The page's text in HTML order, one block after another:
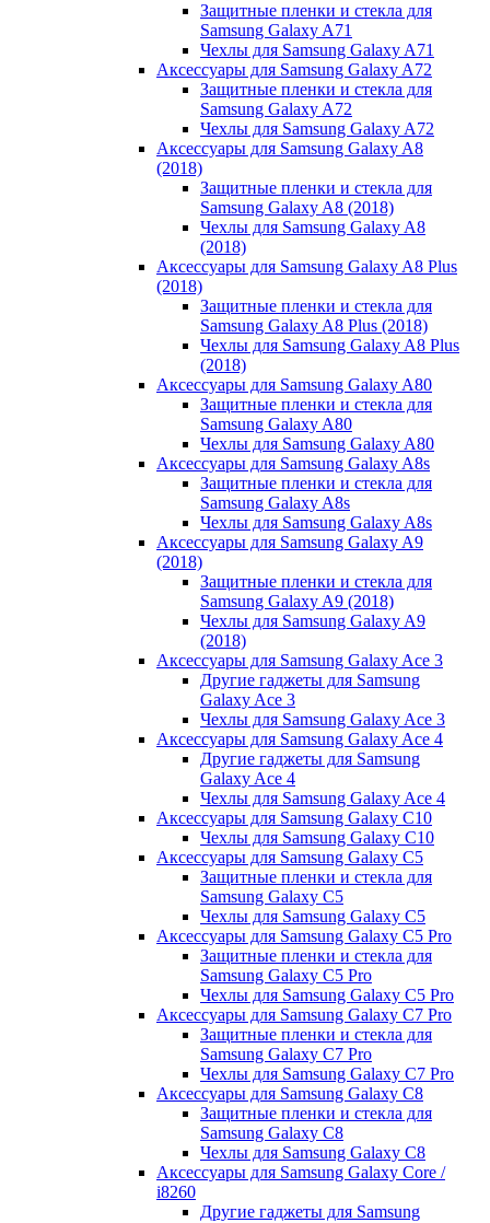
Защитные пленки и стекла для
Samsung Galaxy A71
Чехлы для Samsung Galaxy A71
Аксессуары для Samsung Galaxy A72
Защитные пленки и стекла для
Samsung Galaxy A72
Чехлы для Samsung Galaxy A72
Аксессуары для Samsung Galaxy A8
(2018)
Защитные пленки и стекла для
Samsung Galaxy A8 (2018)
Чехлы для Samsung Galaxy A8
(2018)
Аксессуары для Samsung Galaxy A8 Plus
(2018)
Защитные пленки и стекла для
Samsung Galaxy A8 Plus (2018)
Чехлы для Samsung Galaxy A8 Plus
(2018)
Аксессуары для Samsung Galaxy A80
Защитные пленки и стекла для
Samsung Galaxy A80
Чехлы для Samsung Galaxy A80
Аксессуары для Samsung Galaxy A8s
Защитные пленки и стекла для
Samsung Galaxy A8s
Чехлы для Samsung Galaxy A8s
Аксессуары для Samsung Galaxy A9
(2018)
Защитные пленки и стекла для
Samsung Galaxy A9 (2018)
Чехлы для Samsung Galaxy A9
(2018)
Аксессуары для Samsung Galaxy Ace 3
Другие гаджеты для Samsung
Galaxy Ace 3
Чехлы для Samsung Galaxy Ace 3
Аксессуары для Samsung Galaxy Ace 4
Другие гаджеты для Samsung
Galaxy Ace 4
Чехлы для Samsung Galaxy Ace 4
Аксессуары для Samsung Galaxy C10
Чехлы для Samsung Galaxy C10
Аксессуары для Samsung Galaxy C5
Защитные пленки и стекла для
Samsung Galaxy C5
Чехлы для Samsung Galaxy C5
Аксессуары для Samsung Galaxy C5 Pro
Защитные пленки и стекла для
Samsung Galaxy C5 Pro
Чехлы для Samsung Galaxy C5 Pro
Аксессуары для Samsung Galaxy C7 Pro
Защитные пленки и стекла для
Samsung Galaxy C7 Pro
Чехлы для Samsung Galaxy C7 Pro
Аксессуары для Samsung Galaxy C8
Защитные пленки и стекла для
Samsung Galaxy C8
Чехлы для Samsung Galaxy C8
Аксессуары для Samsung Galaxy Core /
i8260
Другие гаджеты для Samsung